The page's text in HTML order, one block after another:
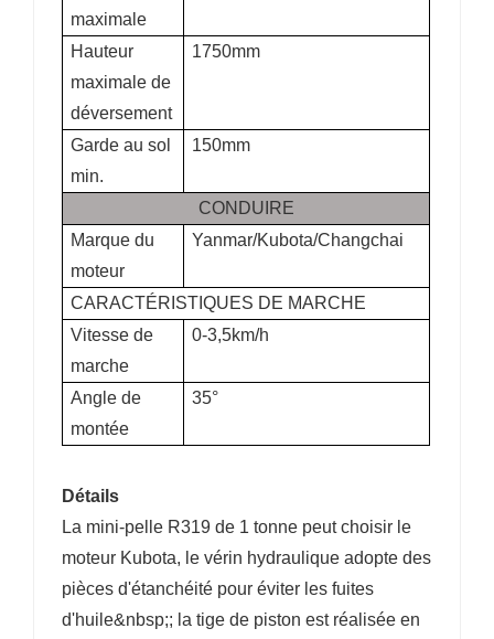
maximale
Hauteur
maximale de
déversement
1750mm
Garde au sol
min.
150mm
CONDUIRE
Marque du
moteur
Yanmar/Kubota/Changchai
CARACTÉRISTIQUES DE MARCHE
Vitesse de
marche
0-3,5km/h
Angle de
montée
35°
Détails
La mini-pelle R319 de 1 tonne peut choisir le
moteur Kubota, le vérin hydraulique adopte des
pièces d'étanchéité pour éviter les fuites
d'huile&nbsp;; la tige de piston est réalisée en